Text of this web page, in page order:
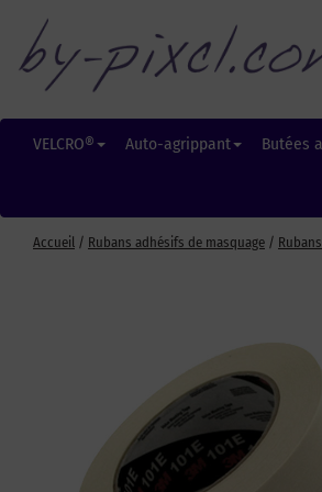
VELCRO® Auto-agrippant Butées
Accueil / Rubans adhésifs de masquage /